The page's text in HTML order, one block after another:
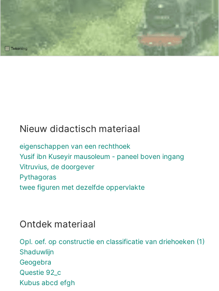
Nieuw didactisch materiaal
eigenschappen van een rechthoek
Yusif ibn Kuseyir mausoleum - paneel boven ingang
Vitruvius, de doorgever
Pythagoras
twee figuren met dezelfde oppervlakte
Ontdek materiaal
Opl. oef. op constructie en classificatie van driehoeken (1)
Shaduwlijn
Geogebra
Questie 92_c
Kubus abcd efgh